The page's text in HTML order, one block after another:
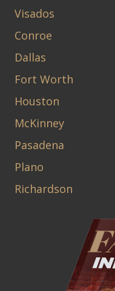
Visados
Conroe
Dallas
Fort Worth
Houston
McKinney
Pasadena
Plano
Richardson